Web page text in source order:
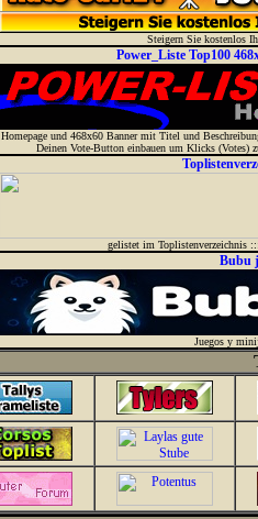
Steigern Sie kostenlos
Power_Liste Top100
Homepage und 468x60 Banner mit Titel und
Deinen Vote-Button einbauen um Klicks (Votes)
gelistet im Toplistenverzeichnis
Bubu
Juegos y